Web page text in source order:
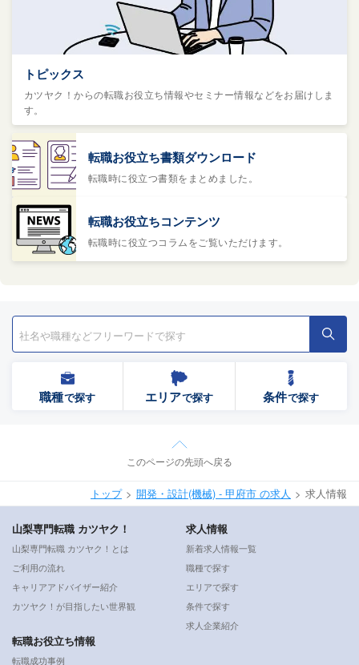
トピックス
カツヤク！からの転職お役立ち情報やセミナー情報などをお届けしま
す。
転職お役立ち書類ダウンロード
転職時に役立つ書類をまとめました。
転職お役立ちコンテンツ
転職時に役立つコラムをご覧いただけます。
職種で探す エリアで探す 条件で探す
このページの先頭へ戻る
トップ 開発・設計(機械) - 甲府市 の求人 求人情報
山梨専門転職 カツヤク！
山梨専門転職 カツヤク！とは
ご利用の流れ
キャリアアドバイザー紹介
カツヤク！が目指したい世界観
求人情報
新着求人情報一覧
職種で探す
エリアで探す
条件で探す
求人企業紹介
転職お役立ち情報
転職成功事例